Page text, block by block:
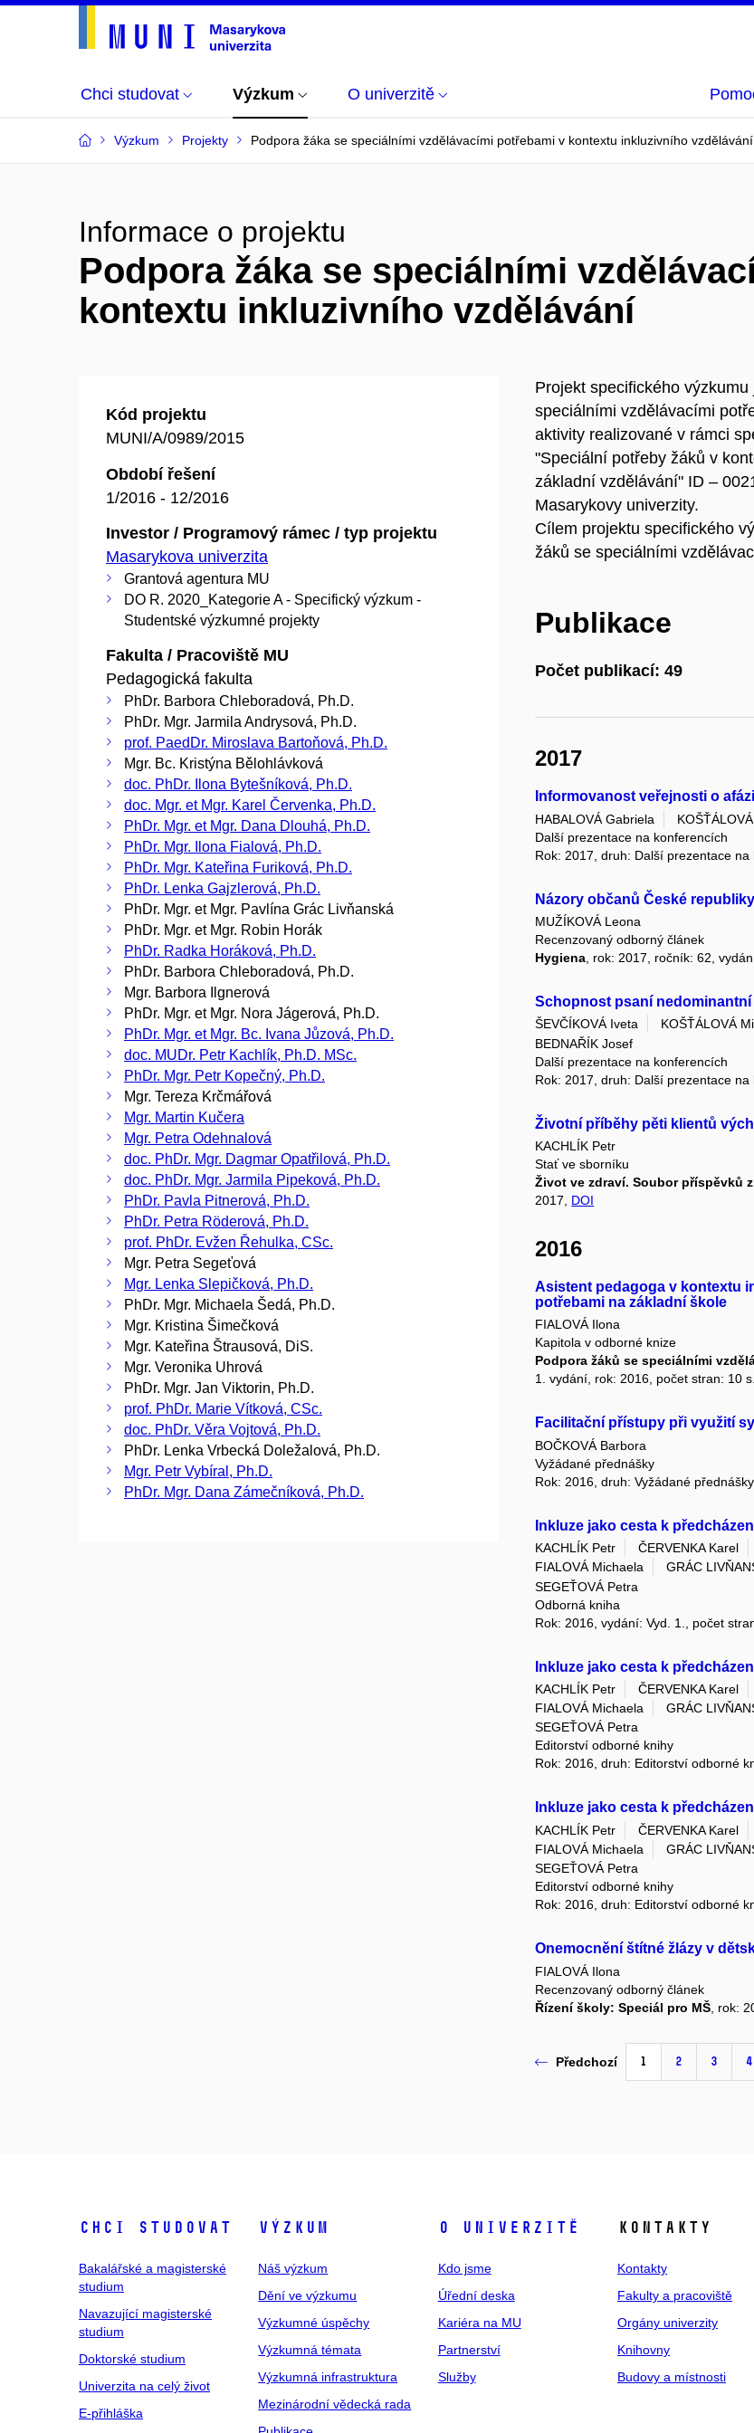
Chci studovat Výzkum O univerzitě
Výzkum Projekty Podpora žáka se speciálními vzdělávacími potřebami v kontextu inkluzivního vzdělávání
Informace o projektu
Podpora žáka se speciálními
kontextu inkluzivního vzdělávání
Kód projektu
MUNI/A/0989/2015
Období řešení
1/2016 - 12/2016
Investor / Programový rámec / typ projektu
Masarykova univerzita
Grantová agentura MU
DO R. 2020_Kategorie A - Specifický výzkum -
Studentské výzkumné projekty
Fakulta / Pracoviště MU
Pedagogická fakulta
PhDr. Barbora Chleboradová, Ph.D.
PhDr. Mgr. Jarmila Andrysová, Ph.D.
prof. PaedDr. Miroslava Bartoňová, Ph.D.
Mgr. Bc. Kristýna Bělohlávková
doc. PhDr. Ilona Bytešníková, Ph.D.
doc. Mgr. et Mgr. Karel Červenka, Ph.D.
PhDr. Mgr. et Mgr. Dana Dlouhá, Ph.D.
PhDr. Mgr. Ilona Fialová, Ph.D.
PhDr. Mgr. Kateřina Furiková, Ph.D.
PhDr. Lenka Gajzlerová, Ph.D.
PhDr. Mgr. et Mgr. Pavlína Grác Livňanská
PhDr. Mgr. et Mgr. Robin Horák
PhDr. Radka Horáková, Ph.D.
PhDr. Barbora Chleboradová, Ph.D.
Mgr. Barbora Ilgnerová
PhDr. Mgr. et Mgr. Nora Jágerová, Ph.D.
PhDr. Mgr. et Mgr. Bc. Ivana Jůzová, Ph.D.
doc. MUDr. Petr Kachlík, Ph.D. MSc.
PhDr. Mgr. Petr Kopečný, Ph.D.
Mgr. Tereza Krčmářová
Mgr. Martin Kučera
Mgr. Petra Odehnalová
doc. PhDr. Mgr. Dagmar Opatřilová, Ph.D.
doc. PhDr. Mgr. Jarmila Pipeková, Ph.D.
PhDr. Pavla Pitnerová, Ph.D.
PhDr. Petra Röderová, Ph.D.
prof. PhDr. Evžen Řehulka, CSc.
Mgr. Petra Segeťová
Mgr. Lenka Slepičková, Ph.D.
PhDr. Mgr. Michaela Šedá, Ph.D.
Mgr. Kristina Šimečková
Mgr. Kateřina Štrausová, DiS.
Mgr. Veronika Uhrová
PhDr. Mgr. Jan Viktorin, Ph.D.
prof. PhDr. Marie Vítková, CSc.
doc. PhDr. Věra Vojtová, Ph.D.
PhDr. Lenka Vrbecká Doležalová, Ph.D.
Mgr. Petr Vybíral, Ph.D.
PhDr. Mgr. Dana Zámečníková, Ph.D.
Projekt specifického
speciálními vzdělávacími
aktivity realizované v rámci
"Speciální potřeby žáků v
základní vzdělávání" ID –
Masarykovy univerzity.
Cílem projektu specifického
žáků se speciálními
Publikace
Počet publikací: 49
2017
Informovanost veřejnosti o
HABALOVÁ Gabriela
Další prezentace na konferencích
Rok: 2017, druh: Další prezentace na
Názory občanů České
MUŽÍKOVÁ Leona
Recenzovaný odborný článek
Hygiena , rok: 2017, ročník: 62,
Schopnost psaní
ŠEVČÍKOVÁ Iveta KOŠŤÁLOVÁ
BEDNAŘÍK Josef
Další prezentace na konferencích
Rok: 2017, druh: Další prezentace na
Životní příběhy pěti klientů
KACHLÍK Petr
Stať ve sborníku
Život ve zdraví. Soubor příspěvků
2017, DOI
2016
Asistent pedagoga v kontextu
potřebami na základní škole
FIALOVÁ Ilona
Kapitola v odborné knize
Podpora žáků se speciálními
1. vydání, rok: 2016, počet stran: 10 s.
Facilitační přístupy při využití
BOČKOVÁ Barbora
Vyžádané přednášky
Rok: 2016, druh: Vyžádané přednášky
Inkluze jako cesta k
KACHLÍK Petr ČERVENKA Karel
FIALOVÁ Michaela
GRÁC
SEGEŤOVÁ Petra
Odborná kniha
Rok: 2016, vydání: Vyd. 1., počet
Inkluze jako cesta k
KACHLÍK Petr ČERVENKA Karel
FIALOVÁ Michaela
GRÁC
SEGEŤOVÁ Petra
Editorství odborné knihy
Rok: 2016, druh: Editorství odborné
Inkluze jako cesta k
KACHLÍK Petr ČERVENKA Karel
FIALOVÁ Michaela
GRÁC
SEGEŤOVÁ Petra
Editorství odborné knihy
Rok: 2016, druh: Editorství odborné
Onemocnění štítné žlázy v
FIALOVÁ Ilona
Recenzovaný odborný článek
Řízení školy: Speciál pro MŠ , rok:
Předchozí 1 2 3 4
Chci studovat
Bakalářské a magisterské
studium
Navazující magisterské
studium
Doktorské studium
Univerzita na celý život
E-přihláška
Výzkum
Náš výzkum
Dění ve výzkumu
Výzkumné úspěchy
Výzkumná témata
Výzkumná infrastruktura
Mezinárodní vědecká rada
O univerzitě
Kdo jsme
Úřední deska
Kariéra na MU
Partnerství
Služby
Kontakty
Kontakty
Fakulty a pracoviště
Orgány univerzity
Knihovny
Budovy a místnosti